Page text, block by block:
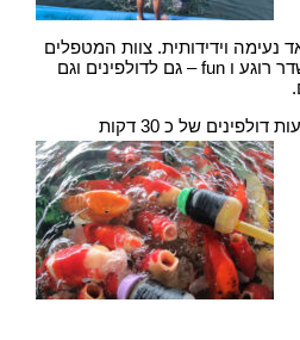
נעימה וידידותית. צוות המטפלים
והמדריכים מסורים והמקום משדר רוגע ו fun – גם לדולפינים וגם
של כ 30 דקות